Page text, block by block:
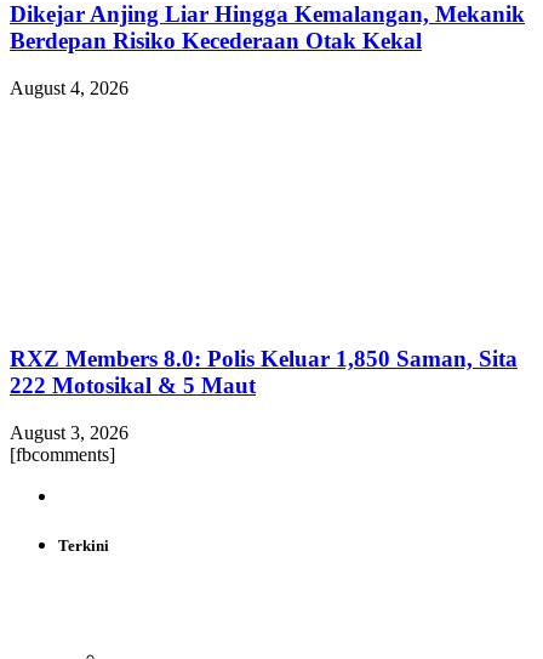
Dikejar Anjing Liar Hingga Kemalangan, Mekanik
Berdepan Risiko Kecederaan Otak Kekal
August 4, 2026
RXZ Members 8.0: Polis Keluar 1,850 Saman, Sita
222 Motosikal & 5 Maut
August 3, 2026
[fbcomments]
Terkini